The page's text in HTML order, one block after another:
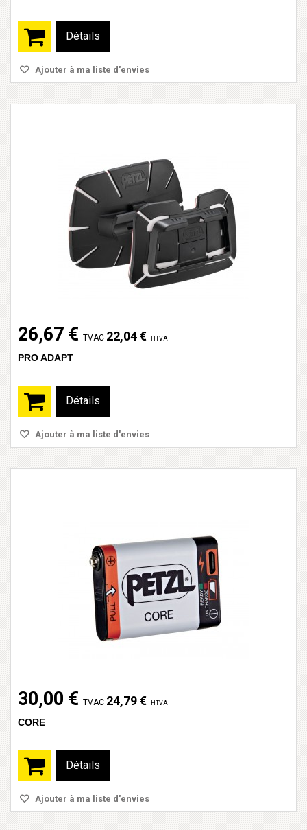
Détails
Ajouter à ma liste d'envies
26,67 € TVAC 22,04 € HTVA
PRO ADAPT
Détails
Ajouter à ma liste d'envies
30,00 € TVAC 24,79 € HTVA
CORE
Détails
Ajouter à ma liste d'envies